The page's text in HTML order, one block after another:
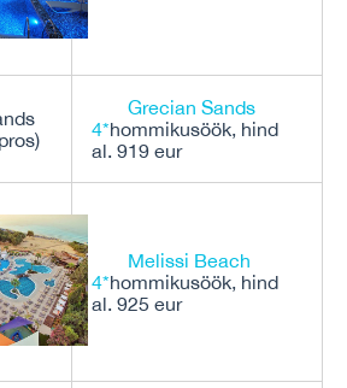
Grecian Sands
4*hommikusöök, hind
al. 919 eur
Melissi Beach
4*hommikusöök, hind
al. 925 eur